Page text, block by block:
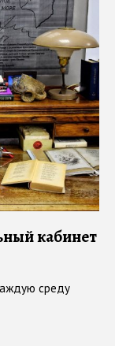
кабинет
среду